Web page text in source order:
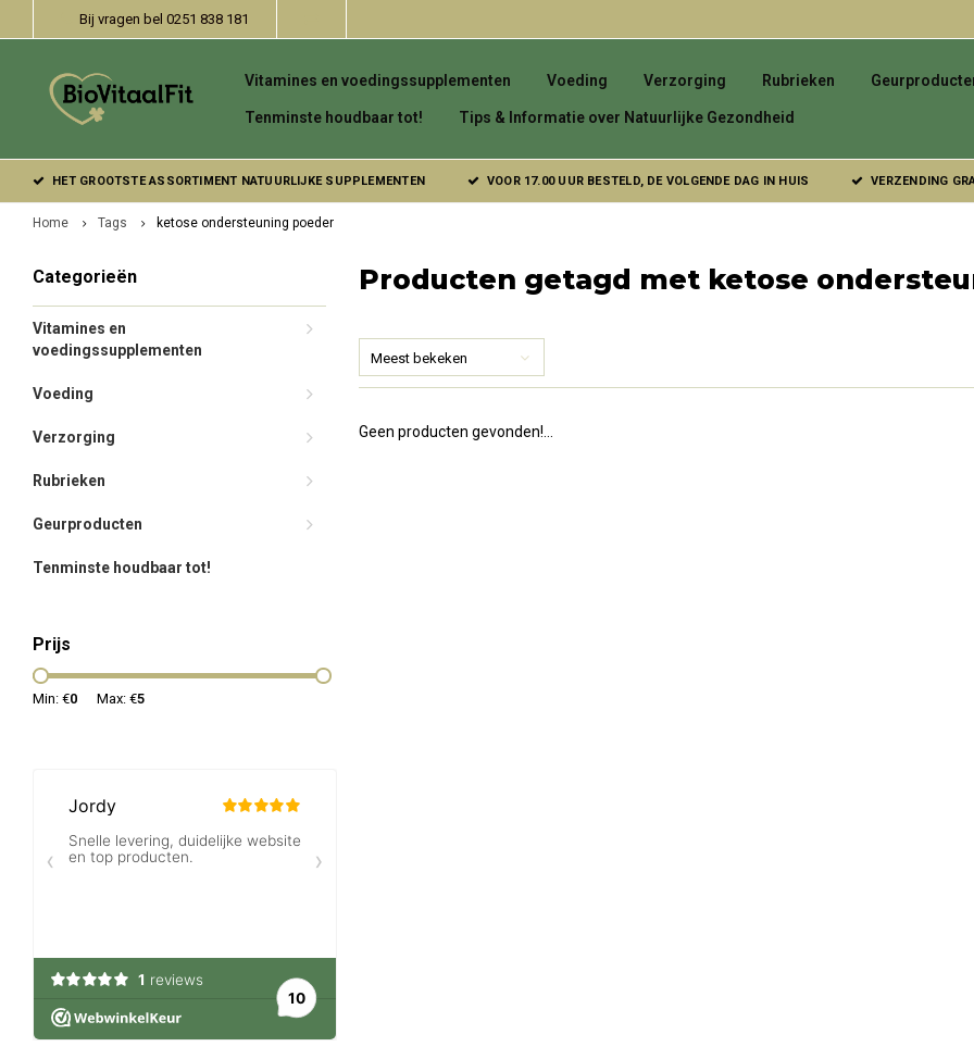
Bij vragen bel 0251 838 181
Vitamines en voedingssupplementen Voeding Verzorging Rubrieken
Tenminste houdbaar tot! Tips & Informatie over Natuurlijke Gezondheid
HET GROOTSTE ASSORTIMENT NATUURLIJKE SUPPLEMENTEN VOOR 17.00 UUR BESTELD, DE VOLGENDE DAG IN HUIS VERZENDING
Home Tags ketose ondersteuning poeder
Categorieën
Vitamines en
voedingssupplementen
Voeding
Verzorging
Rubrieken
Geurproducten
Tenminste houdbaar tot!
Prijs
Min: €0 Max: €5
Producten getagd met ketose
Meest bekeken
Geen producten gevonden!...